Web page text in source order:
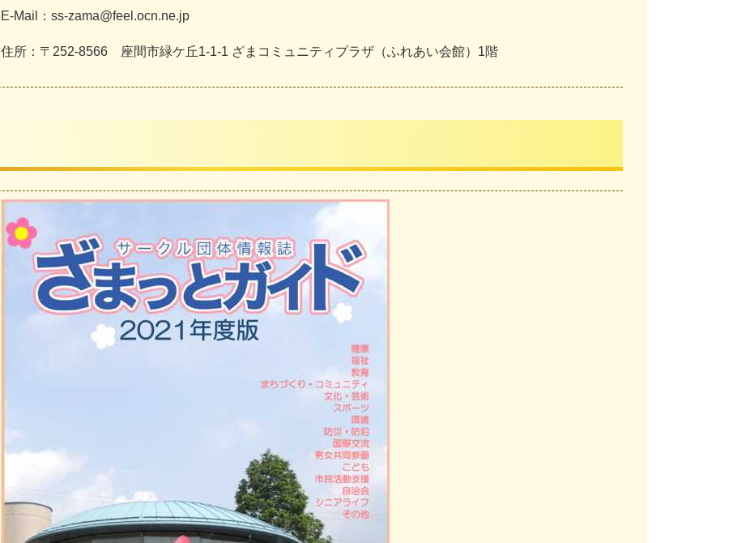
E-Mail：ss-zama@feel.ocn.ne.jp
住所：〒252-8566 座間市緑ケ丘1-1-1 ざまコミュニティプラザ（ふれあい会館）1階